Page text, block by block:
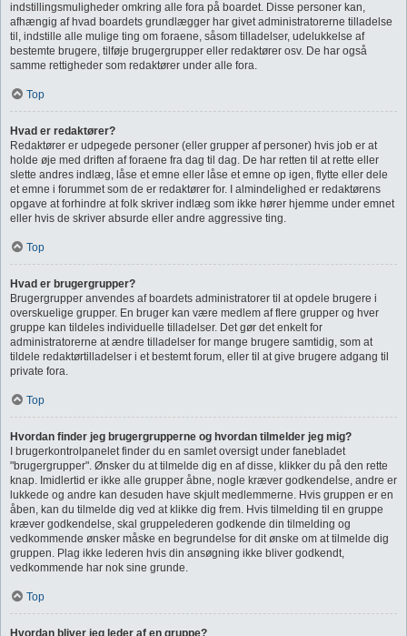
indstillingsmuligheder omkring alle fora på boardet. Disse personer kan,
afhængig af hvad boardets grundlægger har givet administratorerne tilladelse
til, indstille alle mulige ting om foraene, såsom tilladelser, udelukkelse af
bestemte brugere, tilføje brugergrupper eller redaktører osv. De har også
samme rettigheder som redaktører under alle fora.
Top
Hvad er redaktører?
Redaktører er udpegede personer (eller grupper af personer) hvis job er at
holde øje med driften af foraene fra dag til dag. De har retten til at rette eller
slette andres indlæg, låse et emne eller låse et emne op igen, flytte eller dele
et emne i forummet som de er redaktører for. I almindelighed er redaktørens
opgave at forhindre at folk skriver indlæg som ikke hører hjemme under emnet
eller hvis de skriver absurde eller andre aggressive ting.
Top
Hvad er brugergrupper?
Brugergrupper anvendes af boardets administratorer til at opdele brugere i
overskuelige grupper. En bruger kan være medlem af flere grupper og hver
gruppe kan tildeles individuelle tilladelser. Det gør det enkelt for
administratorerne at ændre tilladelser for mange brugere samtidig, som at
tildele redaktørtilladelser i et bestemt forum, eller til at give brugere adgang til
private fora.
Top
Hvordan finder jeg brugergrupperne og hvordan tilmelder jeg mig?
I brugerkontrolpanelet finder du en samlet oversigt under fanebladet
"brugergrupper". Ønsker du at tilmelde dig en af disse, klikker du på den rette
knap. Imidlertid er ikke alle grupper åbne, nogle kræver godkendelse, andre er
lukkede og andre kan desuden have skjult medlemmerne. Hvis gruppen er en
åben, kan du tilmelde dig ved at klikke dig frem. Hvis tilmelding til en gruppe
kræver godkendelse, skal gruppelederen godkende din tilmelding og
vedkommende ønsker måske en begrundelse for dit ønske om at tilmelde dig
gruppen. Plag ikke lederen hvis din ansøgning ikke bliver godkendt,
vedkommende har nok sine grunde.
Top
Hvordan bliver jeg leder af en gruppe?